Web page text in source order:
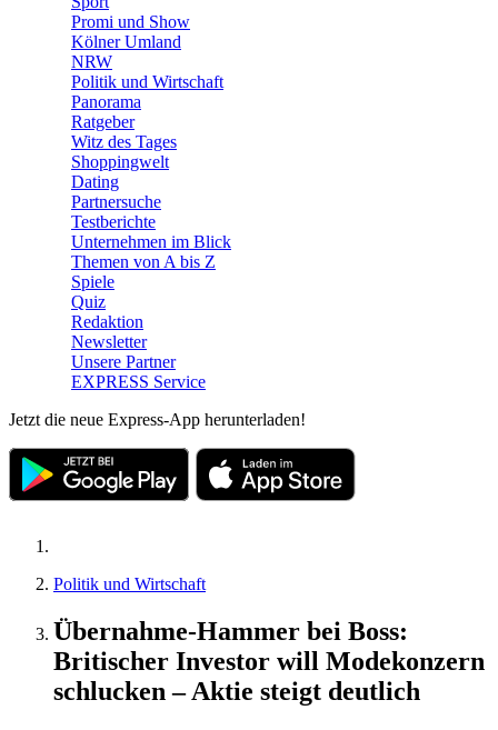
Promi und Show
Kölner Umland
NRW
Politik und Wirtschaft
Panorama
Ratgeber
Witz des Tages
Shoppingwelt
Dating
Partnersuche
Testberichte
Unternehmen im Blick
Themen von A bis Z
Spiele
Quiz
Redaktion
Newsletter
Unsere Partner
EXPRESS Service
Jetzt die neue Express-App herunterladen!
Politik und Wirtschaft
Übernahme-Hammer bei Boss:
Britischer Investor will Modekonzern
schlucken – Aktie steigt deutlich